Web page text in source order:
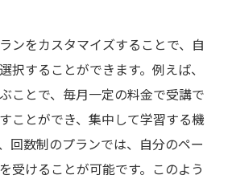
ンをカスタマイズすることで、自
択することができます。例えば、
ことで、毎月一定の料金で受講で
ことができ、集中して学習する機
回数制のプランでは、自分のペー
受けることが可能です。このよう